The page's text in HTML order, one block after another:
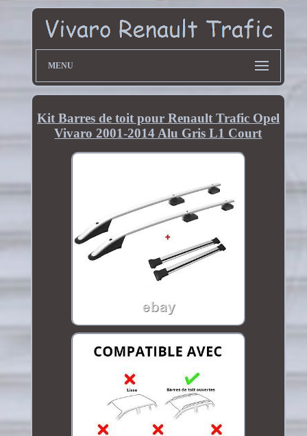
MENU
Kit Barres de toit pour Renault Trafic Opel
Vivaro 2001-2014 Alu Gris L1 Court